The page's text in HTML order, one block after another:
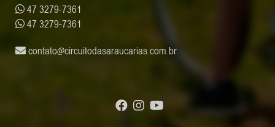
47 3279-7361
47 3279-7361
contato circuitodasaraucarias.com.br